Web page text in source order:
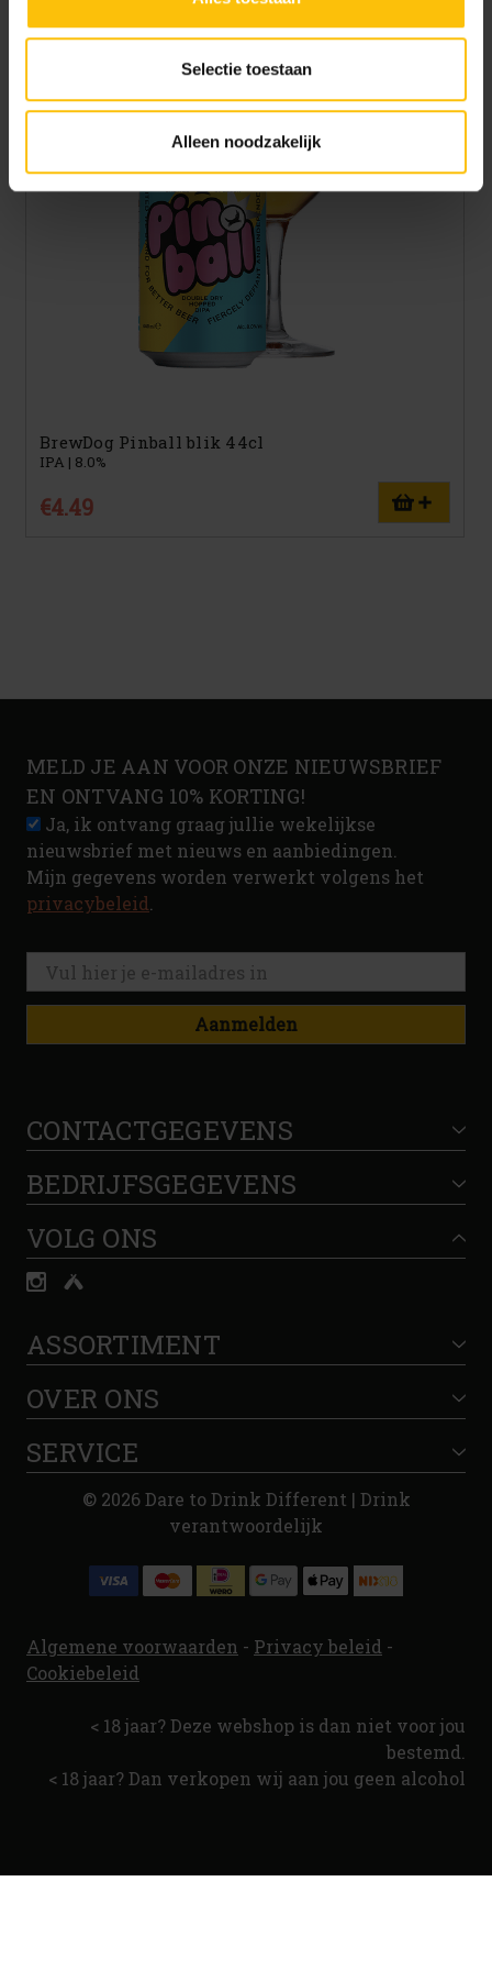
doelen. Je kunt je keuze achteraf altijd aanpassen of
intrekken via hetcookiebeleid(onderaan de website
Selectie toestaan
Alleen noodzakelijk
BrewDog Pinball blik 44cl
IPA | 8.0%
€4.49
MELD JE AAN VOOR ONZE NIEUWSBRIEF
EN ONTVANG 10% KORTING!
Ja, ik ontvang graag jullie wekelijkse
nieuwsbrief met nieuws en aanbiedingen.
Mijn gegevens worden verwerkt volgens het
privacybeleid
Aanmelden
CONTACTGEGEVENS
BEDRIJFSGEGEVENS
VOLG ONS
ASSORTIMENT
OVER ONS
SERVICE
© 2026 Dare to Drink Different | Drink
verantwoordelijk
Algemene voorwaarden - Privacy beleid -
Cookiebeleid
< 18 jaar? Deze webshop is dan niet voor jou
bestemd.
< 18 jaar? Dan verkopen wij aan jou geen alcohol